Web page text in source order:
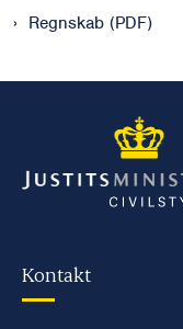
Regnskab (PDF)
Kontakt